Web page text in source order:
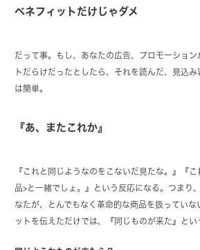
ベネフィットだけじゃダメ
だって事。もし、あなたの広告、プロモーション
トだらけだったとしたら、それを読んだ、見込
は簡単。
『あ、またこれか』
『これと同じようなのをこないだ見たな。』『
品>と一緒でしょ。』という反応になる。つまり
なたが、とんでもなく革命的な商品を扱っていな
ットを伝えただけでは、『同じものが来た』とい